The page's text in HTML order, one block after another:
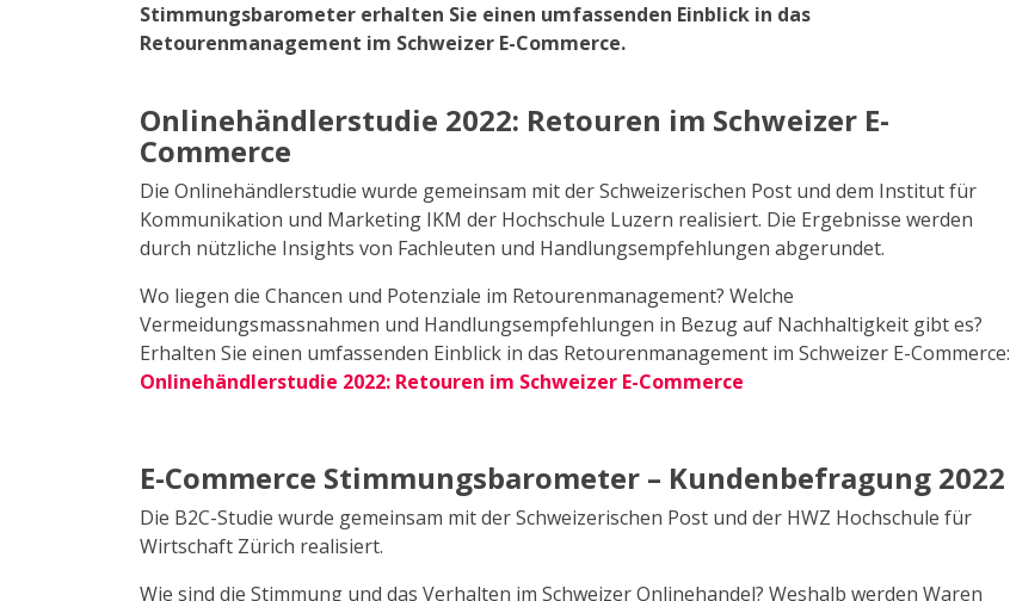
Stimmungsbarometer erhalten Sie einen umfassenden Einblick in das
Retourenmanagement im Schweizer E-Commerce.
Onlinehändlerstudie 2022: Retouren im Schweizer E-
Commerce
Die Onlinehändlerstudie wurde gemeinsam mit der Schweizerischen Post und dem Institut für
Kommunikation und Marketing IKM der Hochschule Luzern realisiert. Die Ergebnisse werden
durch nützliche Insights von Fachleuten und Handlungsempfehlungen abgerundet.
Wo liegen die Chancen und Potenziale im Retourenmanagement? Welche
Vermeidungsmassnahmen und Handlungsempfehlungen in Bezug auf Nachhaltigkeit gibt es?
Erhalten Sie einen umfassenden Einblick in das Retourenmanagement im Schweizer E-Commerce:
Onlinehändlerstudie 2022: Retouren im Schweizer E-Commerce
E-Commerce Stimmungsbarometer – Kundenbefragung 2022
Die B2C-Studie wurde gemeinsam mit der Schweizerischen Post und der HWZ Hochschule für
Wirtschaft Zürich realisiert.
Wie sind die Stimmung und das Verhalten im Schweizer Onlinehandel? Weshalb werden Waren